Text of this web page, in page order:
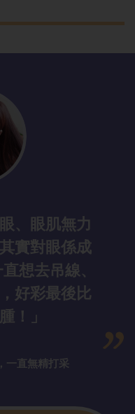
、眼肌無力
實對眼係成
想去吊線、
好彩最後比
！」
一直無精打采